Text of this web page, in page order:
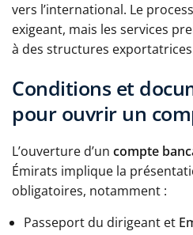
vers l’international. Le
exigeant, mais les services
à des structures
Conditions et
pour ouvrir un
L’ouverture d’un compte
Émirats implique la
obligatoires, notamment :
Passeport du dirigeant et